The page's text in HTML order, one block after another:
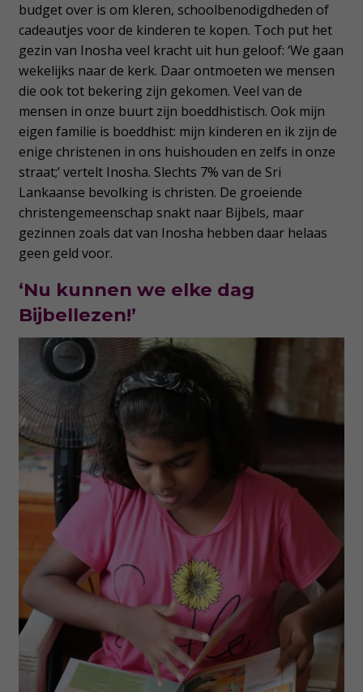
budget over is om kleren, schoolbenodigdheden of
cadeautjes voor de kinderen te kopen. Toch put het
gezin van Inosha veel kracht uit hun geloof: ‘We gaan
wekelijks naar de kerk. Daar ontmoeten we mensen
die ook tot bekering zijn gekomen. Veel van de
mensen in onze buurt zijn boeddhistisch. Ook mijn
eigen familie is boeddhist: mijn kinderen en ik zijn de
enige christenen in ons huishouden en zelfs in onze
straat;’ vertelt Inosha. Slechts 7% van de Sri
Lankaanse bevolking is christen. De groeiende
christengemeenschap snakt naar Bijbels, maar
gezinnen zoals dat van Inosha hebben daar helaas
geen geld voor.
‘Nu kunnen we elke dag
Bijbellezen!’